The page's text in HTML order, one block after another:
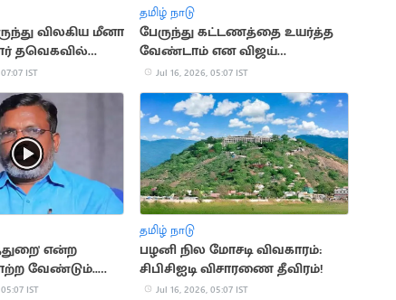
விலகிய மீனா
தவெகவில்
IST
தமிழ் நாடு
பேருந்து கட்டணத்தை உயர்த்த
வேண்டாம் என விஜய்
அறிவுறுத்தல்?
Jul 16, 2026, 05:07 IST
என்ற
வேண்டும்..
IST
தமிழ் நாடு
பழனி நில மோசடி விவகாரம்:
சிபிசிஐடி விசாரணை தீவிரம்!
Jul 16, 2026, 05:07 IST